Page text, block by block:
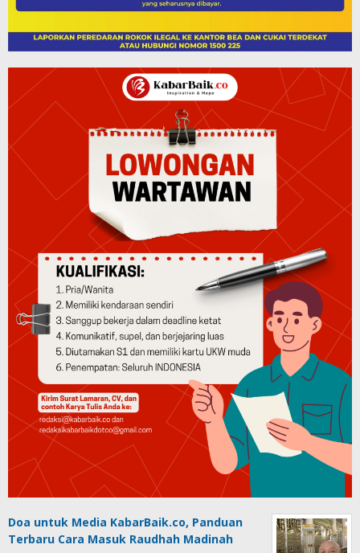
Doa untuk Media KabarBaik.co, Panduan
Terbaru Cara Masuk Raudhah Madinah